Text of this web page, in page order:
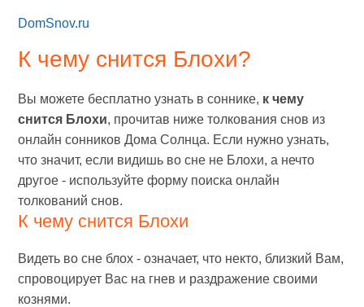
DomSnov.ru
К чему снится Блохи?
Вы можете бесплатно узнать в соннике, к чему
снится Блохи, прочитав ниже толкования снов из
онлайн сонников Дома Солнца. Если нужно узнать,
что значит, если видишь во сне не Блохи, а нечто
другое - используйте форму поиска онлайн
толкований снов.
К чему снится Блохи
Видеть во сне блох - означает, что некто, близкий Вам,
спровоцирует Вас на гнев и раздражение своими
кознями.